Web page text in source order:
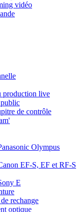
vidéo
production live
de contrôle
Olympus
EF-S, EF et RF-S
E
rechange
optique